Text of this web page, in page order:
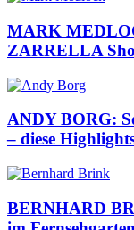
MARK
ZARRELLA
ANDY BORG:
– diese
BERNHARD